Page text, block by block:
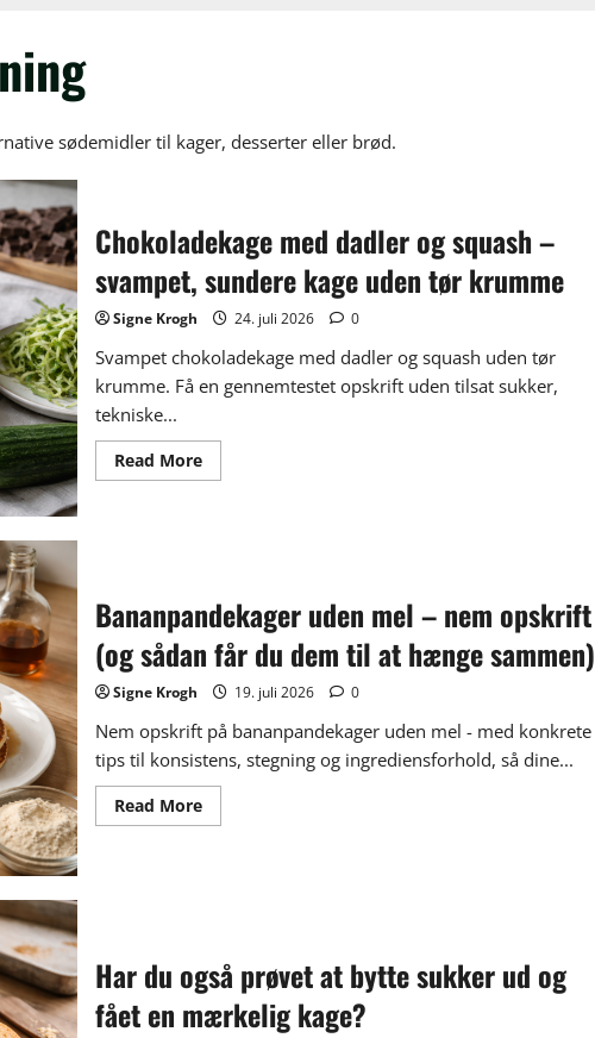
sødemidler til kager, desserter eller brød.
Chokoladekage med dadler og squash –
svampet, sundere kage uden tør krumme
Signe Krogh 24. juli 2026 0
Svampet chokoladekage med dadler og squash uden tør
krumme. Få en gennemtestet opskrift uden tilsat sukker,
tekniske...
Read MoreRead
more
svampet,
sundere
kage
uden
krumme
Bananpandekager uden mel – nem opskrift
(og sådan får du dem til at hænge sammen)
Signe Krogh 19. juli 2026 0
Nem opskrift på bananpandekager uden mel - med konkrete
tips til konsistens, stegning og ingrediensforhold, så dine...
Read MoreRead
more
sådan
får
dem
Har du også prøvet at bytte sukker ud og
fået en mærkelig kage?